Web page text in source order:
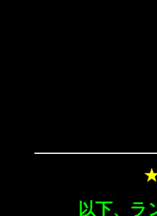
以下、ラ